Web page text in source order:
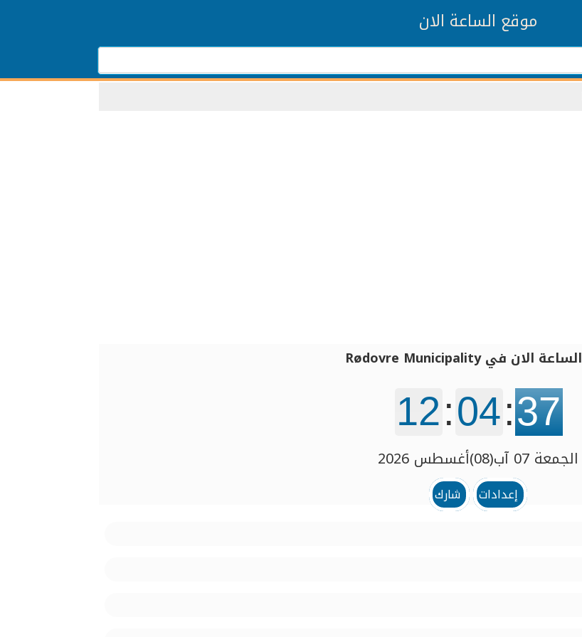
موقع الساعة الان
الساعة الان في Rødovre Municipality
12:04:38
الجمعة 07 آب(08)أغسطس 2026
إعدادات
شارك